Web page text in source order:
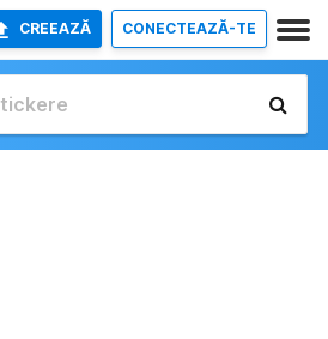
CREEAZĂ CONECTEAZĂ-TE